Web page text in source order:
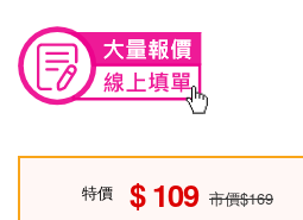
特價 109 市價$169